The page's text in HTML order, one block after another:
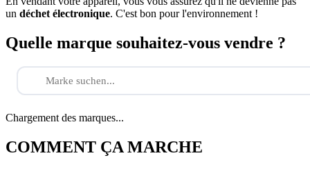
un déchet électronique. C'est bon pour l'environnement !
Quelle marque souhaitez-vous vendre ?
Chargement des marques...
COMMENT ÇA MARCHE